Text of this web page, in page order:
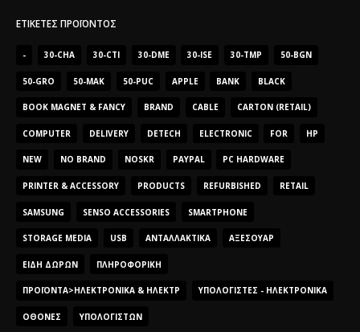
ΕΤΙΚΈΤΕΣ ΠΡΟΪΌΝΤΟΣ
- 30-CHA 30-CTI 30-DME 30-ISE 30-TMP 50-BGN
50-GRO 50-MAK 50-PUC APPLE BANK BLACK
BOOK MAGNET & FANCY BRAND CABLE CARTON (RETAIL)
COMPUTER DELIVERY DETECH ELECTRONIC FOR HP
NEW NO BRAND NOSKR PAYPAL PC HARDWARE
PRINTER & ACCESSORY PRODUCTS REFURBISHED RETAIL
SAMSUNG SENSO ACCESSORIES SMARTPHONE
STORAGE MEDIA USB ΑΝΤΑΛΛΑΚΤΙΚΆ ΑΞΕΣΟΥΆΡ
ΕΊΔΗ ΔΏΡΩΝ ΠΛΗΡΟΦΟΡΙΚΉ
ΠΡΟΪΌΝΤΑ>ΗΛΕΚΤΡΟΝΙΚΆ & ΗΛΕΚΤΡ ΥΠΟΛΟΓΙΣΤΈΣ - ΗΛΕΚΤΡΟΝΙΚΆ
ΟΘΌΝΕΣ ΥΠΟΛΟΓΙΣΤΏΝ